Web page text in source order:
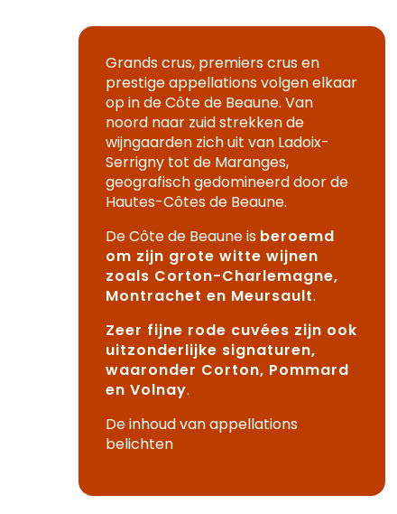
Grands crus, premiers crus en
prestige appellations volgen elkaar
op in de Côte de Beaune. Van
noord naar zuid strekken de
wijngaarden zich uit van Ladoix-
Serrigny tot de Maranges,
geografisch gedomineerd door de
Hautes-Côtes de Beaune.
De Côte de Beaune is beroemd
om zijn grote witte wijnen
zoals Corton-Charlemagne,
Montrachet en Meursault.
Zeer fijne rode cuvées zijn ook
uitzonderlijke signaturen,
waaronder Corton, Pommard
en Volnay.
De inhoud van appellations
belichten